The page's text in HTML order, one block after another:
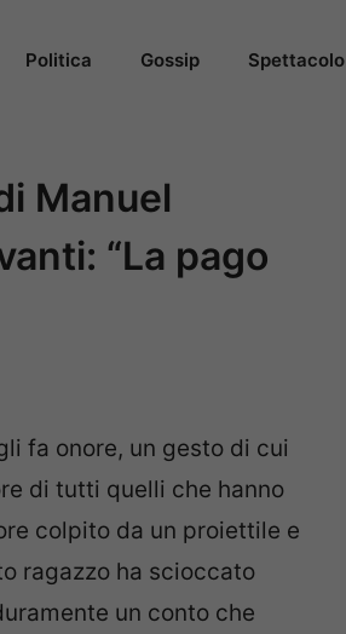
Politica Gossip Spettacolo
Manuel
“La pago
fa onore, un gesto di cui
di tutti quelli che hanno
colpito da un proiettile e
ragazzo ha scioccato
un conto che